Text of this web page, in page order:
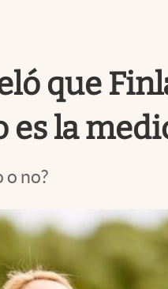
que
la
o no?